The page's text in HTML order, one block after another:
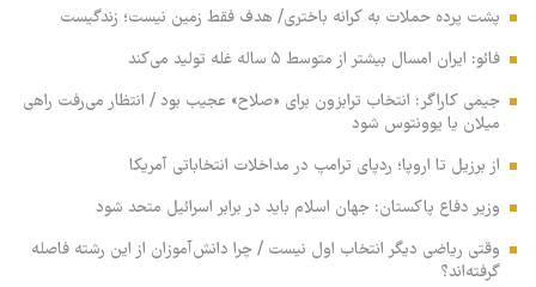
پشت پرده حملات به کرانه باختری/ هدف فقط زمین نیست؛ زندگیست
فائو: ایران امسال بیشتر از متوسط ۵ ساله غله تولید می‌کند
جیمی کاراگر: انتخاب ترابزون برای «صلاح» عجیب بود / انتظار می‌رفت راهی
میلان یا یوونتوس شود
از برزیل تا اروپا؛ ردپای ترامپ در مداخلات انتخاباتی آمریکا
وزیر دفاع پاکستان: جهان اسلام باید در برابر اسرائیل متحد شود
وقتی ریاضی دیگر انتخاب اول نیست / چرا دانش‌آموزان از این رشته فاصله
گرفته‌اند؟